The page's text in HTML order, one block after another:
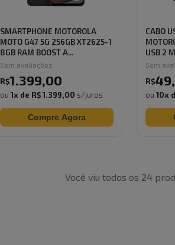
SMARTPHONE MOTOROLA
MOTO G47 5G 256GB XT2625-1
8GB RAM BOOST A...
Sem avaliações
R$1.399,00
ou 1x de R$ 1.399,00 s/juros
Compre Agora
CABO
USB 2
Sem
R$49,
ou10x
Você viu todos os 24